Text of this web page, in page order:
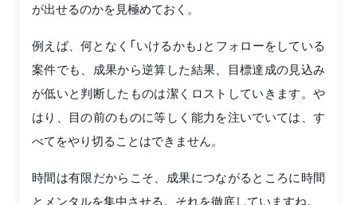
が出せるのかを見極めておく。
例えば、何となく「いけるかも」とフォローをしている
案件でも、成果から逆算した結果、目標達成の見込み
が低いと判断したものは潔くロストしていきます。や
はり、目の前のものに等しく能力を注いでいては、す
べてをやり切ることはできません。
時間は有限だからこそ、成果につながるところに時間
とメンタルを集中させる。それを徹底していますね。